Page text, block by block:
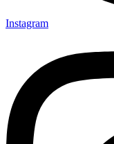
Instagram